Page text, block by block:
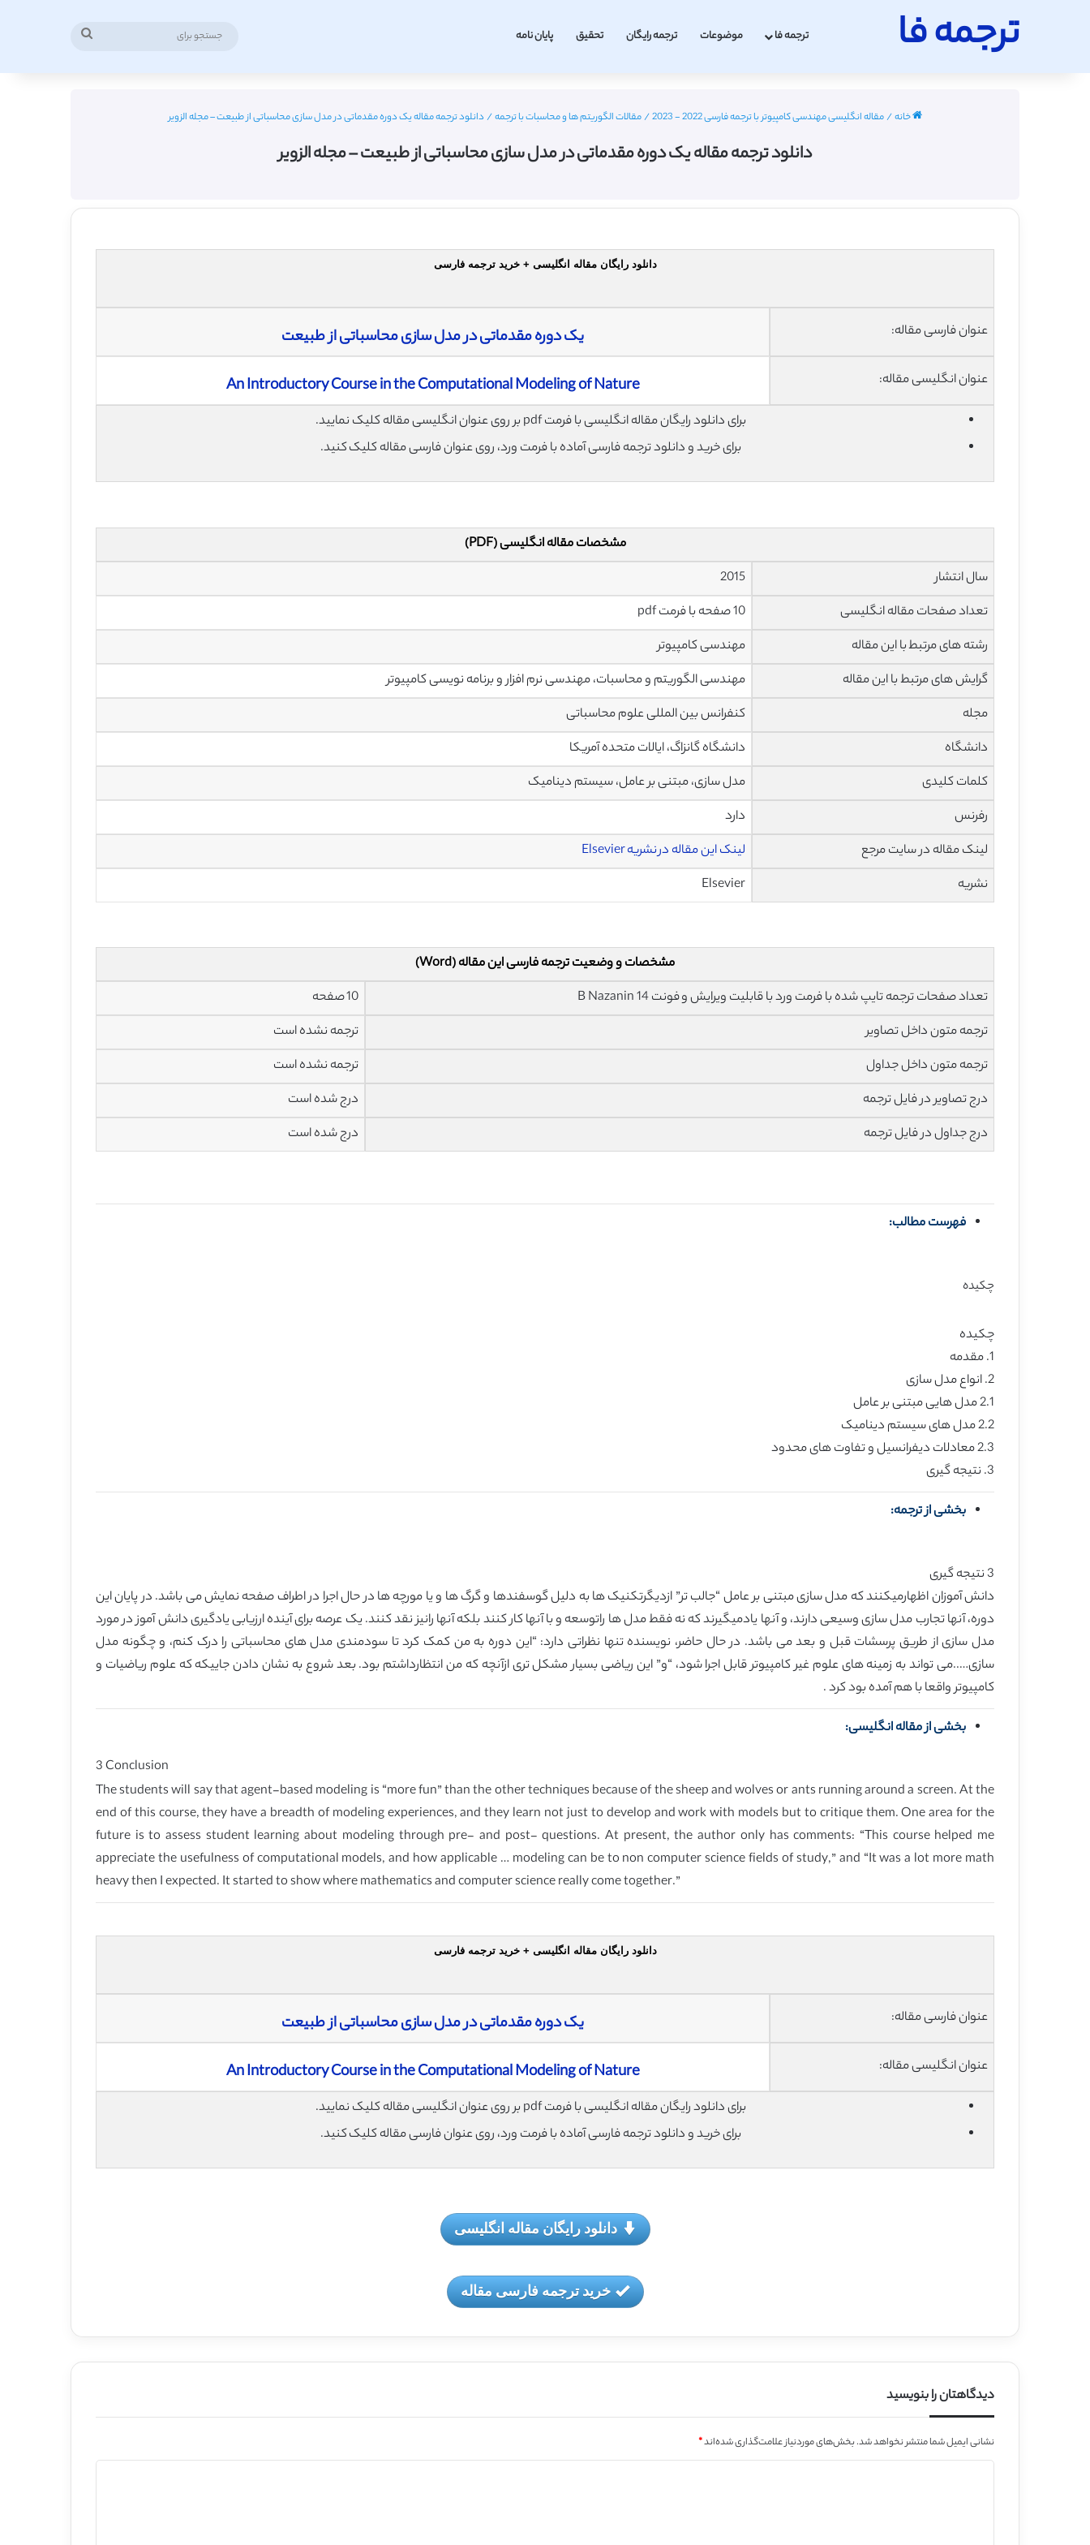
ترجمه فا ترجمه فا موضوعات ترجمه رایگان تحقیق پایان نامه
خانه/مقاله انگلیسی مهندسی کامپیوتر با ترجمه فارسی 2022 - 2023 /مقالات الگوریتم ها و محاسبات با ترجمه/ دانلود ترجمه مقاله یک دوره مقدماتی در مدل سازی محاسباتی از طبیعت – مجله الزویر
دانلود ترجمه مقاله یک دوره مقدماتی در مدل سازی محاسباتی از طبیعت – مجله الزویر
دانلود رایگان مقاله انگلیسی + خرید ترجمه فارسی
عنوان فارسی مقاله: یک دوره مقدماتی در مدل سازی محاسباتی از طبیعت
عنوان انگلیسی مقاله: An Introductory Course in the Computational Modeling of Nature
برای دانلود رایگان مقاله انگلیسی با فرمت pdf بر روی عنوان انگلیسی مقاله کلیک نمایید.
برای خرید و دانلود ترجمه فارسی آماده با فرمت ورد، روی عنوان فارسی مقاله کلیک کنید.
مشخصات مقاله انگلیسی (PDF)
سال انتشار
2015
تعداد صفحات مقاله انگلیسی
10 صفحه با فرمت pdf
رشته های مرتبط با این مقاله
مهندسی کامپیوتر
گرایش های مرتبط با این مقاله
مهندسی الگوریتم و محاسبات، مهندسی نرم افزار و برنامه نویسی کامپیوتر
مجله
کنفرانس بین المللی علوم محاسباتی
دانشگاه
دانشگاه گانزاگ، ایالات متحده آمریکا
کلمات کلیدی
مدل سازی، مبتنی بر عامل، سیستم دینامیک
رفرنس
دارد
لینک مقاله در سایت مرجع
لینک این مقاله در نشریه Elsevier
نشریه
Elsevier
مشخصات و وضعیت ترجمه فارسی این مقاله (Word)
تعداد صفحات ترجمه تایپ شده با فرمت ورد با قابلیت ویرایش و فونت 14 B Nazanin
10 صفحه
ترجمه متون داخل تصاویر
ترجمه نشده است
ترجمه متون داخل جداول
ترجمه نشده است
درج تصاویر در فایل ترجمه
درج شده است
درج جداول در فایل ترجمه
درج شده است
فهرست مطالب:
چکیده
چکیده
1. مقدمه
2. انواع مدل سازی
2.1 مدل هایی مبتنی بر عامل
2.2 مدل های سیستم دینامیک
2.3 معادلات دیفرانسیل و تفاوت های محدود
3. نتیجه گیری
بخشی از ترجمه:
3 نتیجه گیری
دانش آموزان اظهارمیکنند که مدل سازی مبتنی بر عامل “جالب تر” ازدیگرتکنیک ها به دلیل گوسفندها و گرگ ها و یا مورچه ها در حال اجرا در اطراف صفحه نمایش می باشد. در پایان این
دوره، آنها تجارب مدل سازی وسیعی دارند، و آنها یادمیگیرند که نه فقط مدل ها راتوسعه و با آنها کار کنند بلکه آنها رانیز نقد کنند. یک عرصه برای آینده ارزیابی یادگیری دانش آموز در مورد
مدل سازی از طریق پرسشات قبل و بعد می باشد. در حال حاضر، نویسنده تنها نظراتی دارد: “این دوره به من کمک کرد تا سودمندی مدل های محاسباتی را درک کنم، و چگونه مدل
سازی…..می تواند به زمینه های علوم غیر کامپیوتر قابل اجرا شود، “و” این ریاضی بسیار مشکل تری ازآنچه که من انتظارداشتم بود. بعد شروع به نشان دادن جاییکه که علوم ریاضیات و
کامپیوتر واقعا با هم آمده بود کرد .
بخشی از مقاله انگلیسی:
3 Conclusion
The students will say that agent-based modeling is “more fun” than the other techniques because of the sheep and wolves or ants running around a screen. At the
end of this course, they have a breadth of modeling experiences, and they learn not just to develop and work with models but to critique them. One area for the
future is to assess student learning about modeling through pre- and post- questions. At present, the author only has comments: “This course helped me
appreciate the usefulness of computational models, and how applicable … modeling can be to non computer science fields of study,” and “It was a lot more math
heavy then I expected. It started to show where mathematics and computer science really come together.”
دانلود رایگان مقاله انگلیسی + خرید ترجمه فارسی
عنوان فارسی مقاله: یک دوره مقدماتی در مدل سازی محاسباتی از طبیعت
عنوان انگلیسی مقاله: An Introductory Course in the Computational Modeling of Nature
برای دانلود رایگان مقاله انگلیسی با فرمت pdf بر روی عنوان انگلیسی مقاله کلیک نمایید.
برای خرید و دانلود ترجمه فارسی آماده با فرمت ورد، روی عنوان فارسی مقاله کلیک کنید.
دانلود رایگان مقاله انگلیسی
خرید ترجمه فارسی مقاله
دیدگاهتان را بنویسید
نشانی ایمیل شما منتشر نخواهد شد.بخش‌های موردنیاز علامت‌گذاری شده‌اند*